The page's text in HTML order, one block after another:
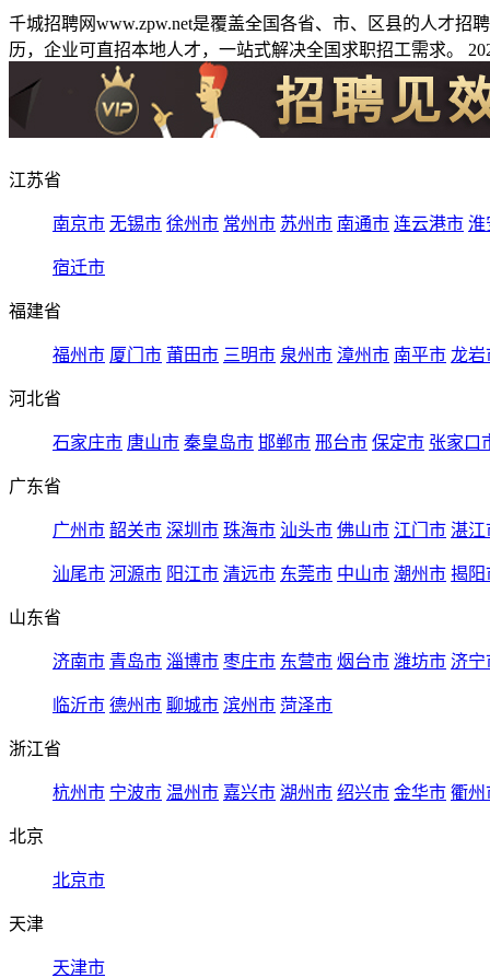
千城招聘网www.zpw.net是覆盖全国各省、市、区县的人才
历，企业可直招本地人才，一站式解决全国求职招工需求。
江苏省
南京市 无锡市 徐州市 常州市 苏州市 南通市 连云港市 淮
宿迁市
福建省
福州市 厦门市 莆田市 三明市 泉州市 漳州市 南平市 龙岩
河北省
石家庄市 唐山市 秦皇岛市 邯郸市 邢台市 保定市 张家口
广东省
广州市 韶关市 深圳市 珠海市 汕头市 佛山市 江门市 湛江
汕尾市 河源市 阳江市 清远市 东莞市 中山市 潮州市 揭阳
山东省
济南市 青岛市 淄博市 枣庄市 东营市 烟台市 潍坊市 济宁
临沂市 德州市 聊城市 滨州市 菏泽市
浙江省
杭州市 宁波市 温州市 嘉兴市 湖州市 绍兴市 金华市 衢州
北京
北京市
天津
天津市